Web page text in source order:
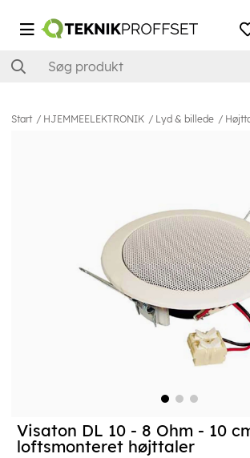
Start HJEMMEELEKTRONIK Lyd & billede
Visaton DL 10 - 8 Ohm - 10
loftsmonteret højttaler